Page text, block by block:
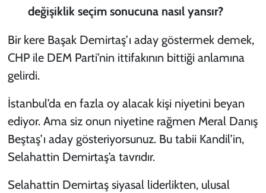
değişiklik seçim sonucuna nasıl yansır?
Bir kere Başak Demirtaş’ı aday göstermek demek,
CHP ile DEM Parti’nin ittifakının bittiği anlamına
gelirdi.
İstanbul’da en fazla oy alacak kişi niyetini beyan
ediyor. Ama siz onun niyetine rağmen Meral Danış
Beştaş’ı aday gösteriyorsunuz. Bu tabii Kandil’in,
Selahattin Demirtaş’a tavrıdır.
Selahattin Demirtaş siyasal liderlikten, ulusal